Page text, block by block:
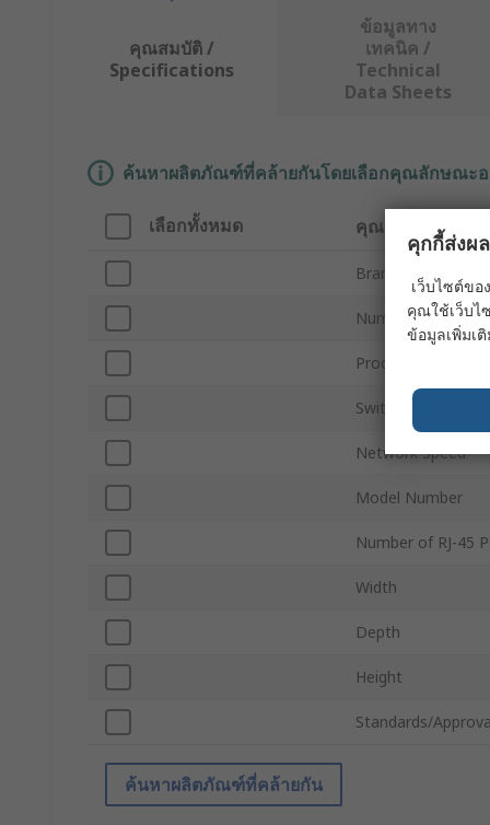
คุณสมบัติ /
Specifications
ข้อมูลทาง
เทคนิค /
Technical
Data Sheets
ค้นหาผลิตภัณฑ์ที่คล้ายกันโดยเลือกคุณลักษณะอ
เลือกทั้งหมด คุณลักษณะ
Brand
Number of Ports
Product Type
Switch Type
Network Speed
Model Number
Number of RJ-45
Width
Depth
Height
Standards/
ค้นหาผลิตภัณฑ์ที่คล้ายกัน
คุกกี้ส่งผ
เว็บไซต์ข
คุณใช้เว็บไ
ข้อมูลเพิ่มเ